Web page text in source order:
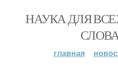
НАУКА ДЛЯ
главная